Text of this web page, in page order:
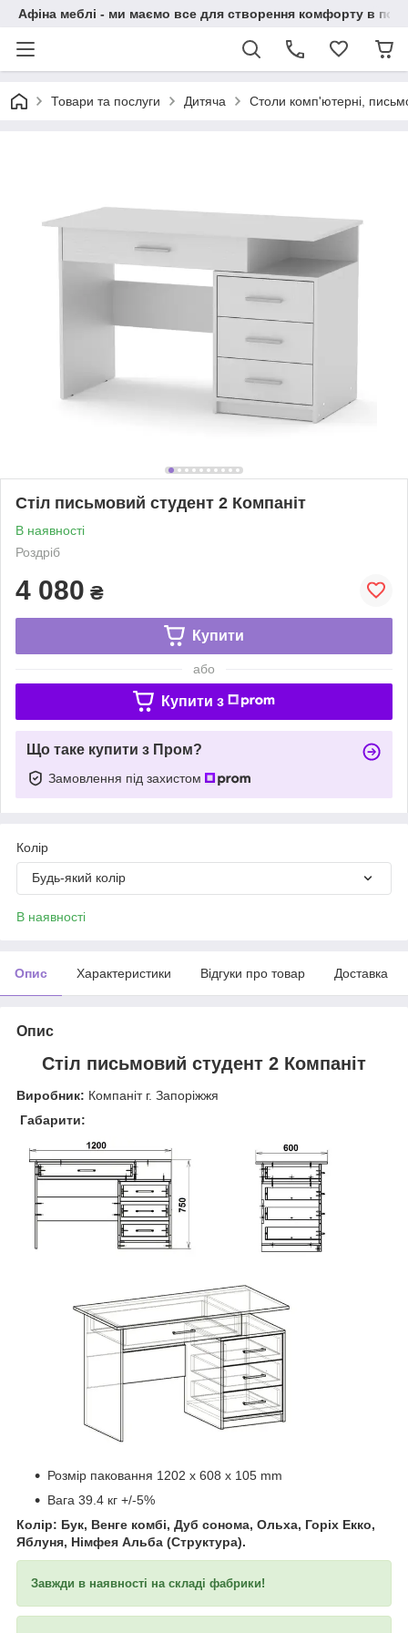
Афіна меблі - ми маємо все для створення комфорту в
Товари та послуги Дитяча Столи комп'ютерні,
Стіл письмовий студент 2 Компаніт
В наявності
Роздріб
4 080 ₴
Купити
або
Купити з
Що таке купити з Пром?
Замовлення під захистом
Колір
Будь-який колір
В наявності
Опис Характеристики Відгуки про товар Доставка
Опис
Стіл письмовий студент 2 Компаніт
Виробник: Компаніт г. Запоріжжя
Габарити:
Розмір паковання 1202 x 608 x 105 mm
Вага 39.4 кг +/-5%
Колір: Бук, Венге комбі, Дуб сонома, Ольха, Горіх Екко,
Яблуня, Німфея Альба (Структура).
Завжди в наявності на складі фабрики!